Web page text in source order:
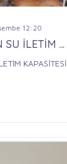
12:20
İLETİM ...
KAPASİTESİ